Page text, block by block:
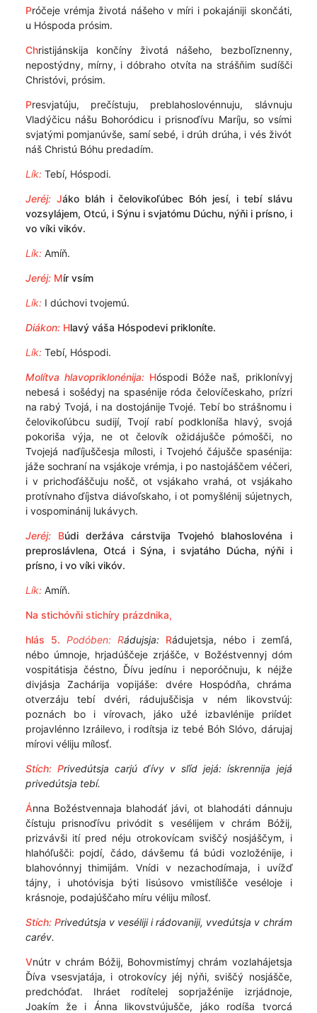
Próčeje vrémja životá nášeho v míri i pokajániji skončáti,
u Hóspoda prósim.
Christijánskija končíny životá nášeho, bezboľíznenny,
nepostýdny, mírny, i dóbraho otvíta na strášňim sudíšči
Christóvi, prósim.
Presvjatúju, prečístuju, preblahoslovénnuju, slávnuju
Vladýčicu nášu Bohoródicu i prisnoďívu Maríju, so vsími
svjatými pomjanúvše, samí sebé, i drúh drúha, i vés živót
náš Christú Bóhu predadím.
Lík:Tebí, Hóspodi.
Jeréj: Jáko bláh i čelovikoľúbec Bóh jesí, i tebí slávu
vozsylájem, Otcú, i Sýnu i svjatómu Dúchu, nýňi i prísno, i
vo víki vikóv.
Lík:Amíň.
Jeréj:Mír vsím
Lík:I dúchovi tvojemú.
Diákon:Hlavý váša Hóspodevi prikloníte.
Lík:Tebí, Hóspodi.
Molítva hlavopriklonénija:Hóspodi Bóže naš, priklonívyj
nebesá i sošédyj na spasénije róda čelovíčeskaho, prízri
na rabý Tvojá, i na dostojánije Tvojé. Tebí bo strášnomu i
čelovikoľúbcu sudijí, Tvojí rabí podkloníša hlavý, svojá
pokoriša výja, ne ot čelovík ožidájušče pómošči, no
Tvojejá naďíjuščesja mílosti, i Tvojehó čájušče spasénija:
jáže sochraní na vsjákoje vrémja, i po nastojáščem véčeri,
i v prichoďáščuju nošč, ot vsjákaho vrahá, ot vsjákaho
protívnaho ďíjstva diávoľskaho, i ot pomyšlénij sújetnych,
i vospominánij lukávych.
Jeréj: Búdi deržáva cárstvija Tvojehó blahoslovéna i
preproslávlena, Otcá i Sýna, i svjatáho Dúcha, nýňi i
prísno, i vo víki vikóv.
Lík:Amíň.
Na stichóvňi stichíry prázdnika,
hlás 5. Podóben: Rádujsja: Rádujetsja, nébo i zemľá,
nébo úmnoje, hrjadúščeje zrjášče, v Božéstvennyj dóm
vospitátisja čéstno, Ďívu jedínu i neporóčnuju, k néjže
divjásja Zachárija vopijáše: dvére Hospódňa, chráma
otverzáju tebí dvéri, rádujuščisja v ném likovstvúj:
poznách bo i vírovach, jáko užé izbavlénije priídet
projavlénno Izráilevo, i rodítsja iz tebé Bóh Slóvo, dárujaj
mírovi véliju mílosť.
Stích: Privedútsja carjú ďívy v sľíd jejá: ískrennija jejá
privedútsja tebí.
Ánna Božéstvennaja blahodáť jávi, ot blahodáti dánnuju
čístuju prisnoďívu privódit s vesélijem v chrám Bóžij,
prizvávši ití pred néju otrokovícam sviščý nosjáščym, i
hlahóľušči: pojdí, čádo, dávšemu ťá búdi vozložénije, i
blahovónnyj thimijám. Vnídi v nezachodímaja, i uvížď
tájny, i uhotóvisja býti Iisúsovo vmistílišče veséloje i
krásnoje, podajúščaho míru véliju mílosť.
Stích: Privedútsja v veséliji i rádovaniji, vvedútsja v chrám
carév.
Vnútr v chrám Bóžij, Bohovmistímyj chrám vozlahájetsja
Ďíva vsesvjatája, i otrokovícy jéj nýňi, sviščý nosjášče,
predchóďat. Ihráet rodítelej soprjažénije izrjádnoje,
Joakím že i Ánna likovstvújušče, jáko rodíša tvorcá